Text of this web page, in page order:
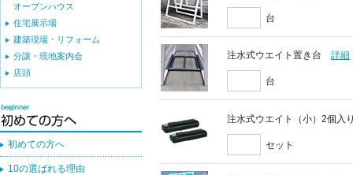
台
注水式ウエイト置き台 詳細
台
注水式ウエイト（小）2個入
セット
オープンハウス
住宅展示場
建築現場・リフォーム
分譲・現地案内会
店頭
初めての方へ
10の選ばれる理由